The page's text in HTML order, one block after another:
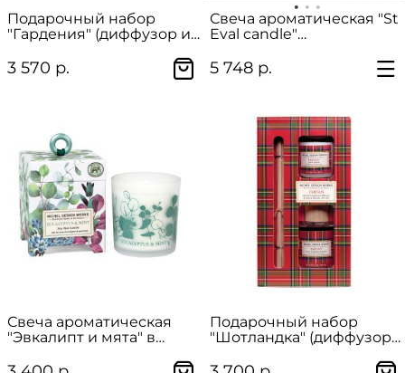
Подарочный набор
"Гардения" (диффузор и
мл
3 570 р.
Свеча ароматическая "St
Eval candle"
керамике светлая
5 748 р.
Свеча ароматическая
"Эвкалипт и мята" в
Подарочный набор
"Шотландка" (диффузор